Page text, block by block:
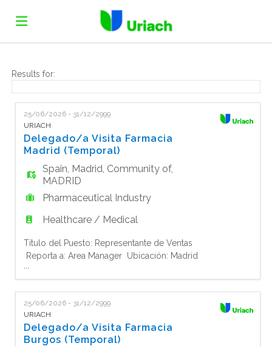
Job
list
Upload
your
Login
FR
Results for:
25/06/2026 - 31/12/2999
URIACH
Delegado/a Visita Farmacia
Madrid (Temporal)
Spain, Madrid, Community of,
MADRID
Pharmaceutical Industry
Healthcare / Medical
Título del Puesto: Representante de Ventas
Reporta a: Area Manager Ubicación: Madrid
Tipo de Contrato: Tiempo completo -
temporal Resumen del Puesto:
El Representante de Ventas es responsable de impulsar las
25/06/2026 - 31/12/2999
URIACH
Delegado/a Visita Farmacia
Burgos (Temporal)